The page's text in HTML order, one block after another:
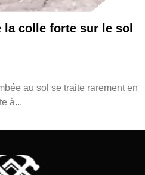
la colle forte sur le sol
au sol se traite rarement en
à...